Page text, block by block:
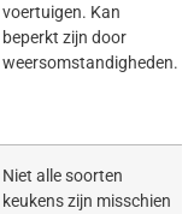
voertuigen. Kan
beperkt zijn door
weersomstandigheden.
Niet alle soorten
keukens zijn misschien